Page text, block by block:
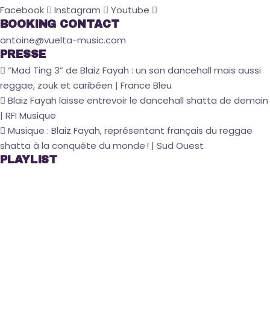
Facebook Instagram Youtube
BOOKING CONTACT
antoine@vuelta-music.com
PRESSE
“Mad Ting 3” de Blaiz Fayah : un son dancehall mais aussi
reggae, zouk et caribéen | France Bleu
Blaiz Fayah laisse entrevoir le dancehall shatta de demain
| RFI Musique
Musique : Blaiz Fayah, représentant français du reggae
shatta à la conquête du monde ! | Sud Ouest
PLAYLIST